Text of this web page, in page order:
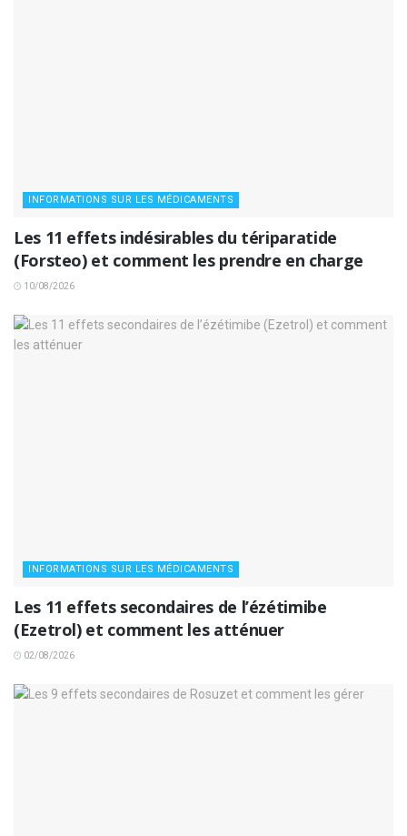
INFORMATIONS SUR LES MÉDICAMENTS
Les 11 effets indésirables du tériparatide
(Forsteo) et comment les prendre en charge
10/08/2026
INFORMATIONS SUR LES MÉDICAMENTS
Les 11 effets secondaires de l’ézétimibe
(Ezetrol) et comment les atténuer
02/08/2026